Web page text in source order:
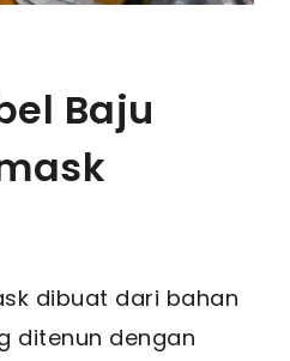
Baju
dibuat dari bahan
ditenun dengan